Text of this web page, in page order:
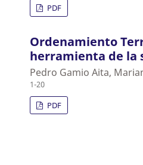
PDF
Ordenamiento
herramienta de la
Pedro Gamio Aita,
1-20
PDF